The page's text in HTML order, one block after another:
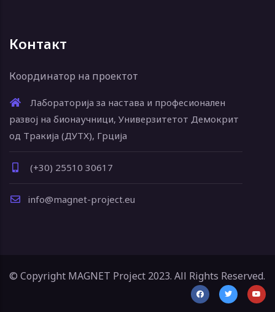
Контакт
Координатор на проектот
Лабораторија за настава и професионален
развој на бионаучници, Универзитетот Демокрит
од Тракија (ДУТХ), Грција
(+30) 25510 30617
info@magnet-project.eu
© Copyright MAGNET Project 2023. All Rights Reserved.